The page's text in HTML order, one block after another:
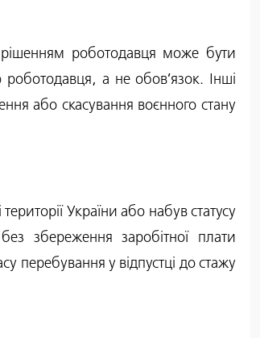
рішенням роботодавця може бути
а не обов’язок. Інші
або скасування воєнного стану
України або набув статусу
збереження заробітної плати
перебування у відпустці до стажу